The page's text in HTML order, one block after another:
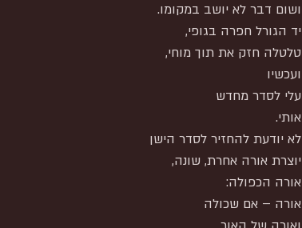
ושום דבר לא יושב במקומו.
יד הגורל חפרה בגופי,
טלטלה חזק את תוך מוחי,
ועכשיו
עלי לסדר מחדש
אותי.
לא יודעת להחזיר לסדר הישן
יוצרת אורה אחרת, שונה,
אורה הכפולה:
אורה – אם שכולה